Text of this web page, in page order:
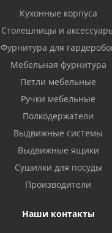
Кухонные корпуса
Столешницы и
Фурнитура для
Мебельная фурнитура
Петли мебельные
Ручки мебельные
Полкодержатели
Выдвижные системы
Выдвижные ящики
Сушилки для посуды
Производители
Наши контакты